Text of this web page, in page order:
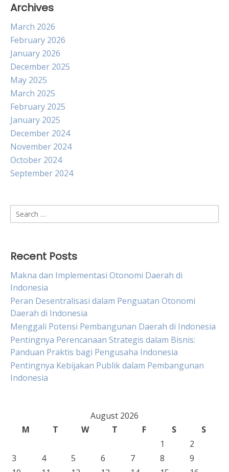
Archives
March 2026
February 2026
January 2026
December 2025
May 2025
March 2025
February 2025
January 2025
December 2024
November 2024
October 2024
September 2024
Search
for:
Recent Posts
Makna dan Implementasi Otonomi Daerah di
Indonesia
Peran Desentralisasi dalam Penguatan Otonomi
Daerah di Indonesia
Menggali Potensi Pembangunan Daerah di Indonesia
Pentingnya Perencanaan Strategis dalam Bisnis:
Panduan Praktis bagi Pengusaha Indonesia
Pentingnya Kebijakan Publik dalam Pembangunan
Indonesia
August 2026
M
T W T F S
S
1
2
3
4 5 6 7 8
9